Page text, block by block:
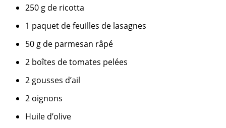
250 g de ricotta
1 paquet de feuilles de lasagnes
50 g de parmesan râpé
2 boîtes de tomates pelées
2 gousses d’ail
2 oignons
Huile d’olive